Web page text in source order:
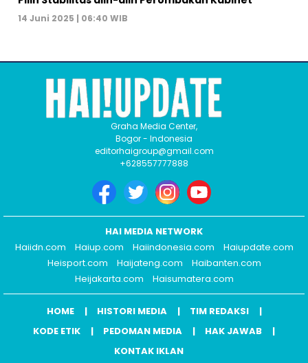
14 Juni 2025 | 06:40 WIB
Graha Media Center,
Bogor - Indonesia
editorhaigroup@gmail.com
+628557777888
HAI MEDIA NETWORK
Haiidn.com
Haiup.com Haiindonesia.com
Haiupdate.com
Heisport.com
Haijateng.com
Haibanten.com
Heijakarta.com
Haisumatera.com
HOME HISTORI MEDIA
TIM REDAKSI
KODE ETIK
PEDOMAN MEDIA
HAK JAWAB
KONTAK IKLAN